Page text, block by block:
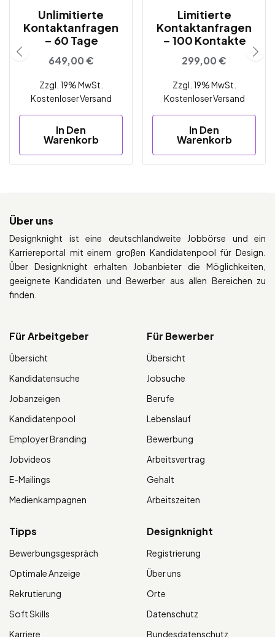
Unlimitierte
Kontaktanfragen
– 60 Tage
649,00€
Zzgl. 19% MwSt.
Kostenloser Versand
In Den
Warenkorb
Limitierte
Kontaktanfragen
– 100 Kontakte
299,00€
Zzgl. 19% MwSt.
Kostenloser Versand
In Den
Warenkorb
Über uns
Designknight ist eine deutschlandweite Jobbörse und ein
Karriereportal mit einem großen Kandidatenpool für Design.
Über Designknight erhalten Jobanbieter die Möglichkeiten,
geeignete Kandidaten und Bewerber aus allen Bereichen zu
finden.
Für Arbeitgeber
Übersicht
Kandidatensuche
Jobanzeigen
Kandidatenpool
Employer Branding
Jobvideos
E-Mailings
Medienkampagnen
Für Bewerber
Übersicht
Jobsuche
Berufe
Lebenslauf
Bewerbung
Arbeitsvertrag
Gehalt
Arbeitszeiten
Tipps
Bewerbungsgespräch
Optimale Anzeige
Rekrutierung
Soft Skills
Karriere
Designknight
Registrierung
Über uns
Orte
Datenschutz
Bundesdatenschutz